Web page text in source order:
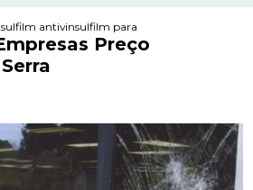
antivandalismo
insulfilm para empresas preco
Preço